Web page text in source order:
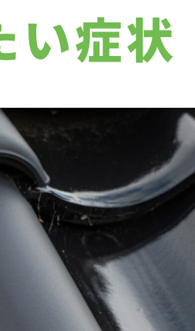
い症状